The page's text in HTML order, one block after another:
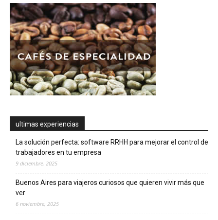
ultimas experiencias
La solución perfecta: software RRHH para mejorar el control de
trabajadores en tu empresa
9 diciembre, 2025
Buenos Aires para viajeros curiosos que quieren vivir más que
ver
6 noviembre, 2025